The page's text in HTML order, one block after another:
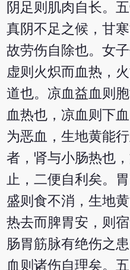
阴足则肌肉自长。
真阴不足之候，甘
故劳伤自除也。女
虚则火炽而血热，
道也。凉血益血则
血热也，凉血则下
为恶血，生地黄能
者，肾与小肠热也
止，二便自利矣。
盛则食不消，生地
热去而脾胃安，则
肠胃筋脉有绝伤之
血则诸伤自理矣。